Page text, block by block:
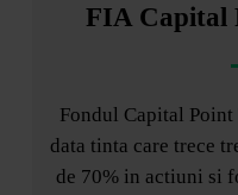
FIA Capital
Fondul Capital Point
data tinta care trece
de 70% in actiuni si